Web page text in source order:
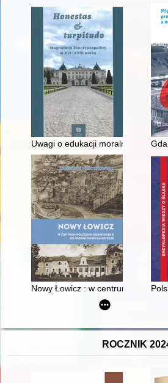
Uwagi o edukacji moralnej synów
Nowy Łowicz : w centrum
ROCZNIK